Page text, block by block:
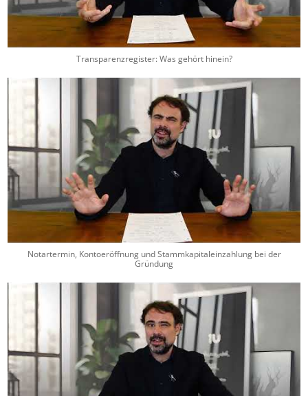
Transparenzregister: Was gehört hinein?
Notartermin, Kontoeröffnung und Stammkapitaleinzahlung bei der
Gründung